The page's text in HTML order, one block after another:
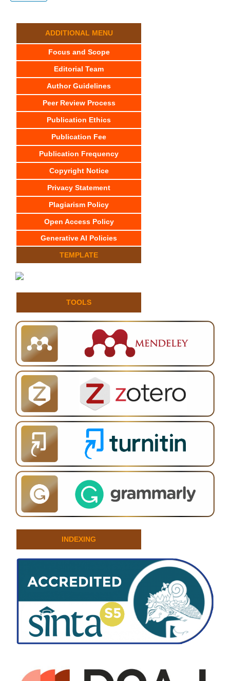
ADDITIONAL MENU
Focus and Scope
Editorial Team
Author Guidelines
Peer Review Process
Publication Ethics
Publication Fee
Publication Frequency
Copyright Notice
Privacy Statement
Plagiarism Policy
Open Access Policy
Generative AI Policies
TEMPLATE
TOOLS
INDEXING